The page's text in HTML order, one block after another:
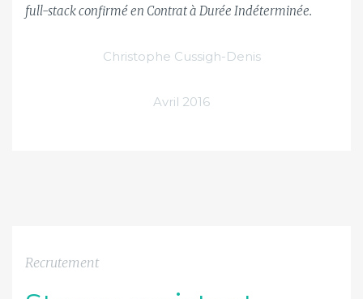
full-stack confirmé en Contrat à Durée Indéterminée.
Christophe Cussigh-Denis
Avril 2016
Recrutement